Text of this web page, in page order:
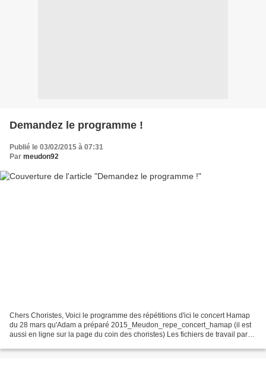
Demandez le programme !
Publié le 03/02/2015 à 07:31
Par meudon92
Chers Choristes, Voici le programme des répétitions d'ici le concert Hamap
du 28 mars qu'Adam a préparé 2015_Meudon_repe_concert_hamap (il est
aussi en ligne sur la page du coin des choristes) Les fichiers de travail par